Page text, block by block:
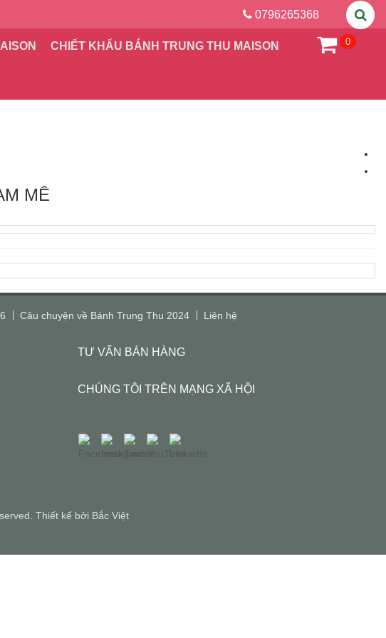
0796265368
CHIẾT KHẤU BÁNH TRUNG THU MAISON 0
MÊ
Câu chuyện về Bánh Trung Thu 2024 Liên hệ
TƯ VẤN BÁN HÀNG
CHÚNG TÔI TRÊN MẠNG XÃ HỘI
Thiết kế bởi Bắc Việt